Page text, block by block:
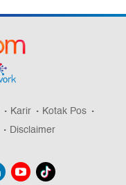
Karir
Kotak Pos
Disclaimer